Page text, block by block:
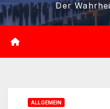
Der
ALLGEMEIN